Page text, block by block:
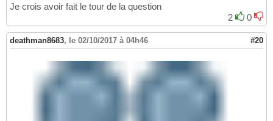
Je crois avoir fait le tour de la question
2
0
deathman8683, le 02/10/2017 à 04h46 #20